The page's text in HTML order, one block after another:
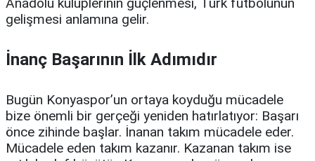
gelişmesi anlamına gelir.
İnanç Başarının İlk Adımıdır
Bugün Konyaspor’un ortaya koyduğu mücadele
bize önemli bir gerçeği yeniden hatırlatıyor: Başarı
önce zihinde başlar. İnanan takım mücadele eder.
Mücadele eden takım kazanır. Kazanan takım ise